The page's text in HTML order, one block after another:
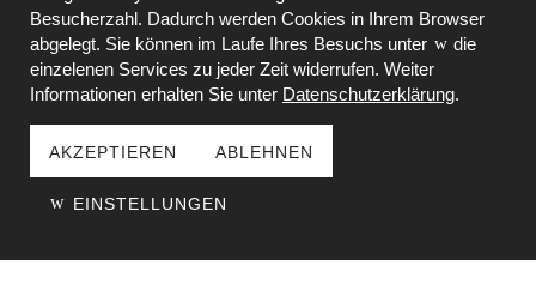
FSK.DE
IHRE WERBUNG IM KINO
Besucherzahl. Dadurch werden Cookies in Ihrem Browser
abgelegt. Sie können im Laufe Ihres Besuchs unter
die
einzelenen Services zu jeder Zeit widerrufen. Weiter
Informationen erhalten Sie unter Datenschutzerklärung.
AKZEPTIEREN ABLEHNEN
EINSTELLUNGEN